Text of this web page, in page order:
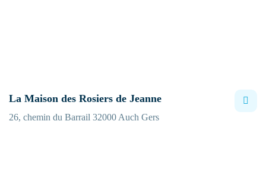
La Maison des Rosiers de Jeanne
26, chemin du Barrail 32000 Auch Gers